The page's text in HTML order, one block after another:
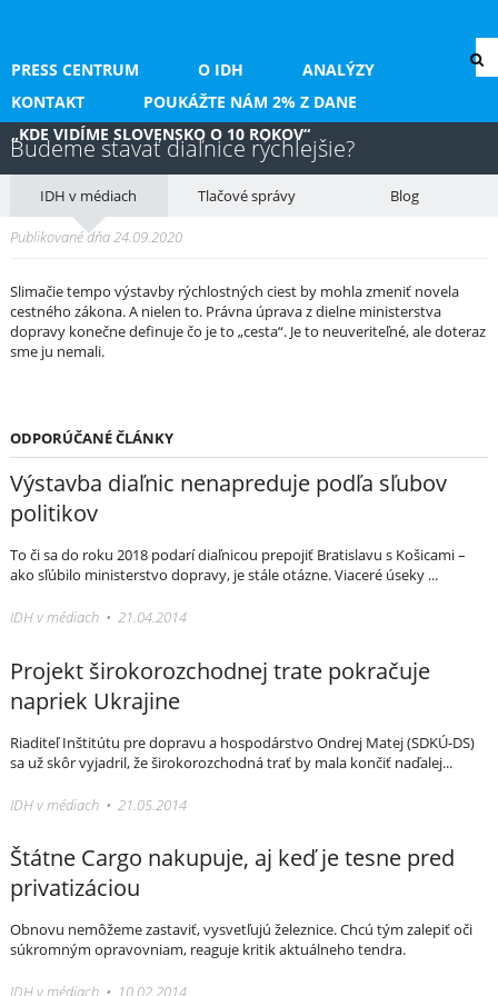
PRESS CENTRUM O IDH
ANALÝZY
KONTAKT
POUKÁŽTE NÁM 2% Z DANE
„KDE VIDÍME SLOVENSKO O 10 ROKOV“
Budeme stavať diaľnice rýchlejšie?
IDH v médiach Tlačové správy Blog
Publikované dňa 24.09.2020
Slimačie tempo výstavby rýchlostných ciest by mohla zmeniť novela
cestného zákona. A nielen to. Právna úprava z dielne ministerstva
dopravy konečne definuje čo je to „cesta“. Je to neuveriteľné, ale doteraz
sme ju nemali.
ODPORÚČANÉ ČLÁNKY
Výstavba diaľnic nenapreduje podľa sľubov
politikov
To či sa do roku 2018 podarí diaľnicou prepojiť Bratislavu s Košicami –
ako sľúbilo ministerstvo dopravy, je stále otázne. Viaceré úseky ...
IDH v médiach • 21.04.2014
Projekt širokorozchodnej trate pokračuje
napriek Ukrajine
Riaditeľ Inštitútu pre dopravu a hospodárstvo Ondrej Matej (SDKÚ-DS)
sa už skôr vyjadril, že širokorozchodná trať by mala končiť naďalej...
IDH v médiach • 21.05.2014
Štátne Cargo nakupuje, aj keď je tesne pred
privatizáciou
Obnovu nemôžeme zastaviť, vysvetľujú železnice. Chcú tým zalepiť oči
súkromným opravovniam, reaguje kritik aktuálneho tendra.
IDH v médiach • 10.02.2014